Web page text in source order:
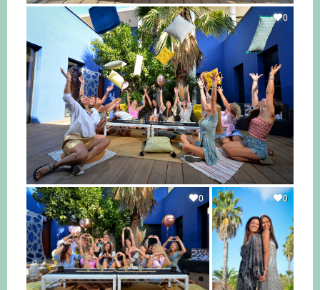
0
0 0